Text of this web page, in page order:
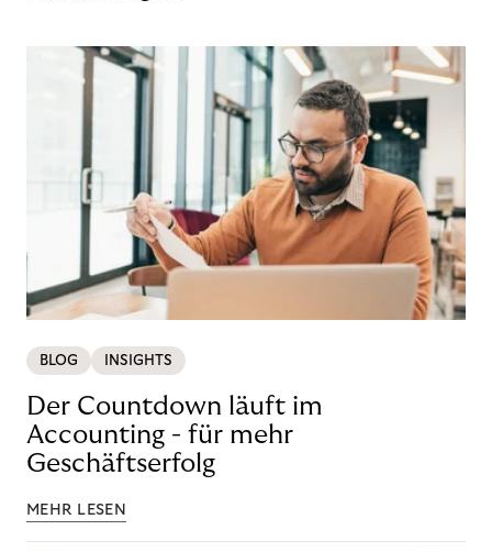
BLOG INSIGHTS
Der Countdown läuft im
Accounting - für mehr
Geschäftserfolg
MEHR LESEN